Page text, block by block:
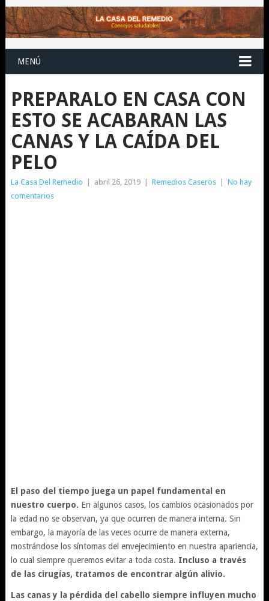
MENÚ
PREPARALO EN CASA CON
ESTO SE ACABARAN LAS
CANAS Y LA CAÍDA DEL
PELO
La Casa Del Remedio abril 26, 2019 Remedios Caseros
No hay
comentarios
El paso del tiempo juega un papel fundamental en
nuestro cuerpo. En algunos casos, los cambios ocasionados por
la edad no se observan, ya que ocurren de manera interna. Sin
embargo, la mayoría de las veces ocurre de manera externa,
mostrándose los síntomas del envejecimiento en nuestra apariencia,
lo cual siempre queremos evitar a toda costa. Incluso a través
de las cirugías, tratamos de encontrar algún alivio.
Las canas y la pérdida del cabello siempre influyen mucho